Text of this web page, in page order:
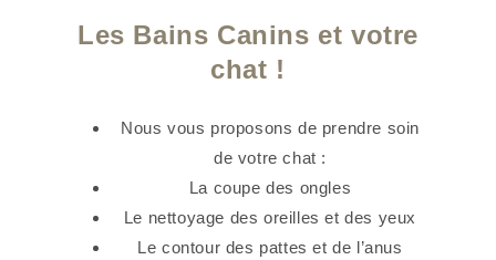
Les Bains Canins et votre
chat !
Nous vous proposons de prendre soin
de votre chat :
La coupe des ongles
Le nettoyage des oreilles et des yeux
Le contour des pattes et de l’anus